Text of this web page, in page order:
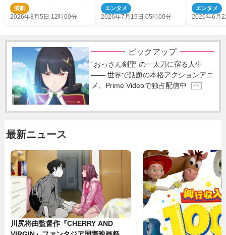
アル公開
演劇
2026年8月5日 12時00分
パ！』出演決定
エンタメ
2026年7月19日 05時00分
演決定
エンタメ
2026年6月
ピックアップ
“おっさん剣聖”の一太刀に宿る人生
―― 世界で話題の本格アクションアニ
メ、Prime Videoで独占配信中
P R
最新ニュース
川尻将由監督作『CHERRY AND